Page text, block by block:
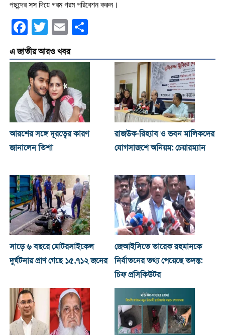
পছন্দের সস দিয়ে গরম গরম পরিবেশন করুন।
Facebook
Twitter Email
এ জাতীয় আরও খবর
আরশের সঙ্গে দূরত্বের কারণ
জানালেন তিশা
রাজউক-রিহ্যাব ও ভবন মালিকদের
যোগসাজশে অনিয়ম: চেয়ারম্যান
সাড়ে ৬ বছরে মোটরসাইকেল
দুর্ঘটনায় প্রাণ গেছে ১৫,৭১২ জনের
জেআইসিতে তারেক রহমানকে
নির্যাতনের তথ্য পেয়েছে তদন্ত:
চিফ প্রসিকিউটর